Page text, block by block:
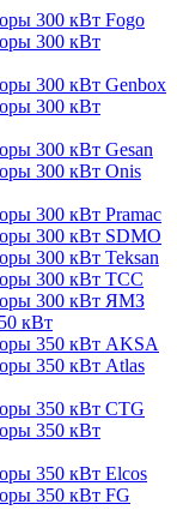
300 кВт Fogo
300 кВт
300 кВт Genbox
300 кВт
300 кВт Gesan
300 кВт Onis
300 кВт Pramac
300 кВт SDMO
300 кВт Teksan
300 кВт ТСС
300 кВт ЯМЗ
кВт
350 кВт AKSA
350 кВт Atlas
350 кВт CTG
350 кВт
350 кВт Elcos
350 кВт FG